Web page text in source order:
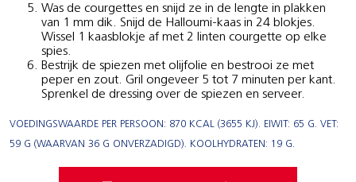
Was de courgettes en snijd ze in de lengte in plakken
van 1 mm dik. Snijd de Halloumi-kaas in 24 blokjes.
Wissel 1 kaasblokje af met 2 linten courgette op elke
spies.
Bestrijk de spiezen met olijfolie en bestrooi ze met
peper en zout. Gril ongeveer 5 tot 7 minuten per kant.
Sprenkel de dressing over de spiezen en serveer.
VOEDINGSWAARDE PER PERSOON: 870 KCAL (3655 KJ). EIWIT: 65 G. VET:
59 G (WAARVAN 36 G ONVERZADIGD). KOOLHYDRATEN: 19 G.